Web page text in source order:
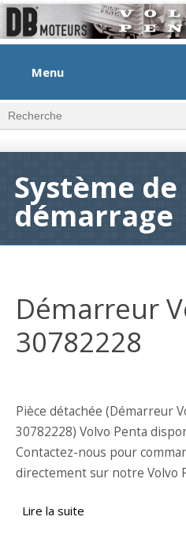
Menu
Formulaire
Système de
démarrage
Démarreur
30782228
Pièce détachée (Démarreur
30782228) Volvo Penta
Contactez-nous pour
directement sur notre Volvo
Lire la suite